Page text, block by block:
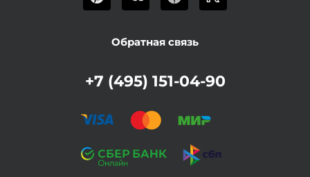
Обратная связь
+7 (495) 151-04-90